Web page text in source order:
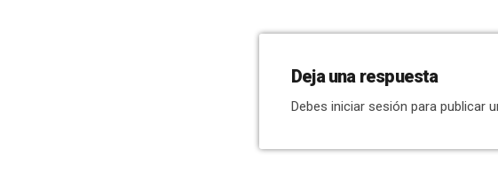
Deja una respuesta
Debes iniciar sesión para publicar